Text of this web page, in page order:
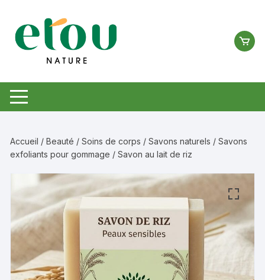
contenu
Accueil /Beauté /Soins de corps /Savons naturels /Savons
exfoliants pour gommage / Savon au lait de riz